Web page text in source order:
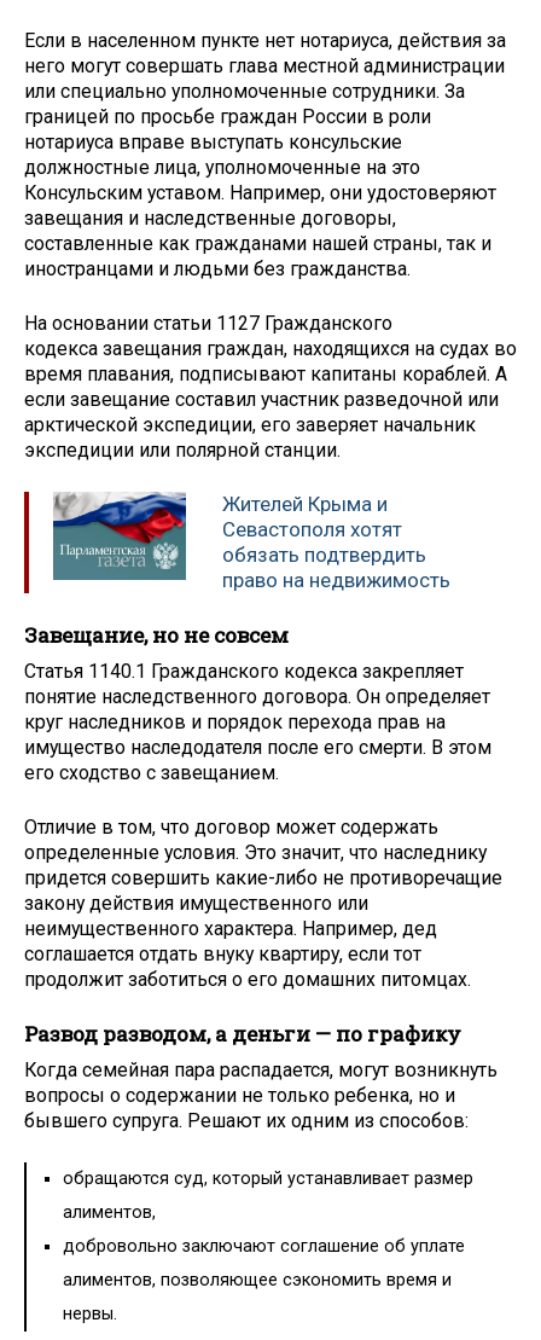
Если в населенном пункте нет нотариуса, действия за
него могут совершать глава местной администрации
или специально уполномоченные сотрудники. За
границей по просьбе граждан России в роли
нотариуса вправе выступать консульские
должностные лица, уполномоченные на это
Консульским уставом. Например, они удостоверяют
завещания и наследственные договоры,
составленные как гражданами нашей страны, так и
иностранцами и людьми без гражданства.
На основании статьи 1127 Гражданского
кодекса завещания граждан, находящихся на судах во
время плавания, подписывают капитаны кораблей. А
если завещание составил участник разведочной или
арктической экспедиции, его заверяет начальник
экспедиции или полярной станции.
Жителей Крыма и
Севастополя хотят
обязать подтвердить
право на недвижимость
Завещание, но не совсем
Статья 1140.1 Гражданского кодекса закрепляет
понятие наследственного договора. Он определяет
круг наследников и порядок перехода прав на
имущество наследодателя после его смерти. В этом
его сходство с завещанием.
Отличие в том, что договор может содержать
определенные условия. Это значит, что наследнику
придется совершить какие-либо не противоречащие
закону действия имущественного или
неимущественного характера. Например, дед
соглашается отдать внуку квартиру, если тот
продолжит заботиться о его домашних питомцах.
Развод разводом, а деньги — по графику
Когда семейная пара распадается, могут возникнуть
вопросы о содержании не только ребенка, но и
бывшего супруга. Решают их одним из способов:
обращаются суд, который устанавливает размер
алиментов,
добровольно заключают соглашение об уплате
алиментов, позволяющее сэкономить время и
нервы.